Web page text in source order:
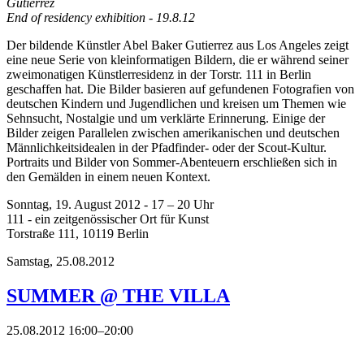
End of residency exhibition - 19.8.12
Der bildende Künstler Abel Baker Gutierrez aus Los Angeles zeigt
eine neue Serie von kleinformatigen Bildern, die er während seiner
zweimonatigen Künstlerresidenz in der Torstr. 111 in Berlin
geschaffen hat. Die Bilder basieren auf gefundenen Fotografien von
deutschen Kindern und Jugendlichen und kreisen um Themen wie
Sehnsucht, Nostalgie und um verklärte Erinnerung. Einige der
Bilder zeigen Parallelen zwischen amerikanischen und deutschen
Männlichkeitsidealen in der Pfadfinder- oder der Scout-Kultur.
Portraits und Bilder von Sommer-Abenteuern erschließen sich in
den Gemälden in einem neuen Kontext.
Sonntag, 19. August 2012 - 17 – 20 Uhr
111 - ein zeitgenössischer Ort für Kunst
Torstraße 111, 10119 Berlin
Samstag, 25.08.2012
SUMMER @ THE VILLA
25.08.2012 16:00–20:00